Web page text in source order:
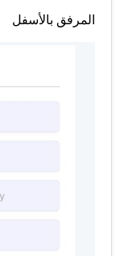
المرفق بالأسفل